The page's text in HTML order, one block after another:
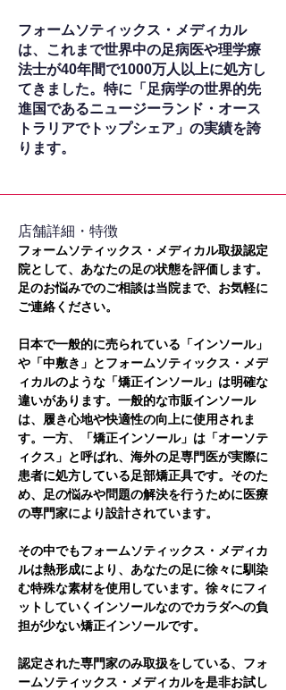
フォームソティックス・メディカル
は、これまで世界中の足病医や理学療
法士が40年間で1000万人以上に処方し
てきました。特に「足病学の世界的先
進国であるニュージーランド・オース
トラリアでトップシェア」の実績を誇
ります。
​店舗詳細・特徴
フォームソティックス・メディカル取扱認定
院として、あなたの足の状態を評価します。
足のお悩みでのご相談は当院まで、お気軽に
ご連絡ください。
日本で一般的に売られている「インソール」
や「中敷き」とフォームソティックス・メデ
ィカルのような「矯正インソール」は明確な
違いがあります。一般的な市販インソール
は、履き心地や快適性の向上に使用されま
す。一方、「矯正インソール」は「オーソテ
ィクス」と呼ばれ、海外の足専門医が実際に
患者に処方している足部矯正具です。そのた
め、足の悩みや問題の解決を行うために医療
の専門家により設計されています。
その中でもフォームソティックス・メディカ
ルは熱形成により、あなたの足に徐々に馴染
む特殊な素材を使用しています。徐々にフィ
ットしていくインソールなのでカラダへの負
担が少ない矯正インソールです。
認定された専門家のみ取扱をしている、フォ
ームソティックス・メディカルを是非お試し